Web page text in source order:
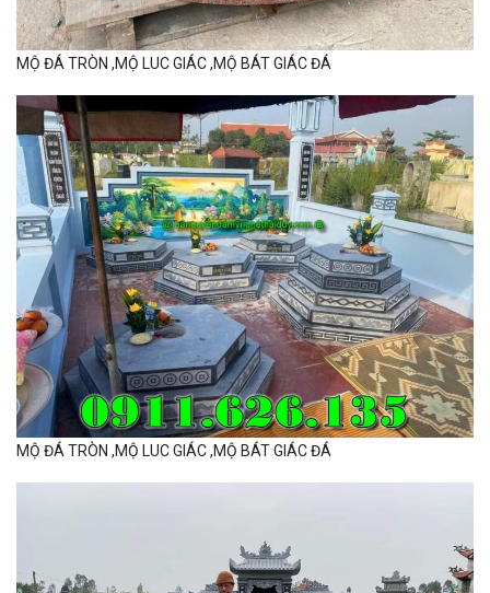
MỘ ĐÁ TRÒN ,MỘ LUC GIÁC ,MỘ BÁT GIÁC ĐÁ
MỘ ĐÁ TRÒN ,MỘ LUC GIÁC ,MỘ BÁT GIÁC ĐÁ